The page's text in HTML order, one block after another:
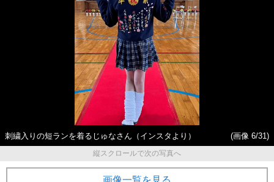
刺繍入りの短ランを着るじゅなさん（インスタより）
(画像 6/31)
縦スクロールで次の写真へ